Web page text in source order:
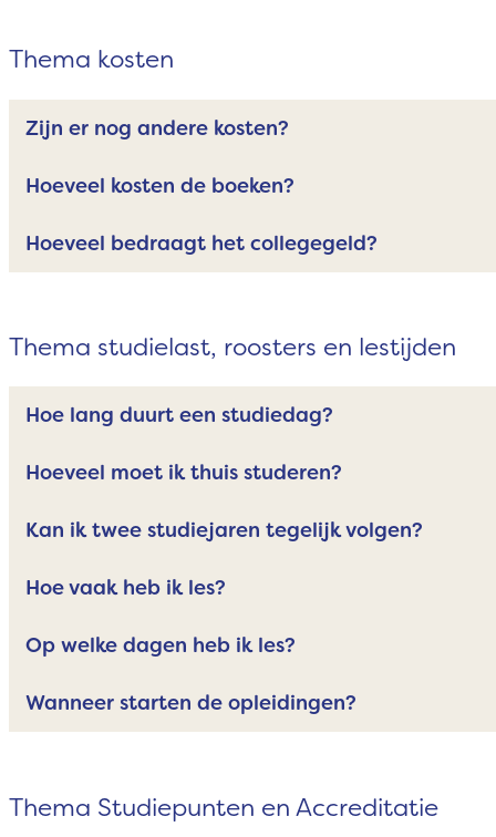
Thema kosten
Zijn er nog andere kosten?
Hoeveel kosten de boeken?
Hoeveel bedraagt het collegegeld?
Thema studielast, roosters en lestijden
Hoe lang duurt een studiedag?
Hoeveel moet ik thuis studeren?
Kan ik twee studiejaren tegelijk volgen?
Hoe vaak heb ik les?
Op welke dagen heb ik les?
Wanneer starten de opleidingen?
Thema Studiepunten en Accreditatie